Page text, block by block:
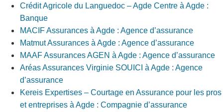
Crédit Agricole du Languedoc – Agde Centre à Agde :
Banque
MACIF Assurances à Agde : Agence d’assurance
Matmut Assurances à Agde : Agence d’assurance
MAAF Assurances AGEN à Agde : Agence d’assurance
Aréas Assurances Virginie SOUICI à Agde : Agence
d’assurance
Kereis Expertises – Courtage en Assurance pour les pros
et entreprises à Agde : Compagnie d’assurance